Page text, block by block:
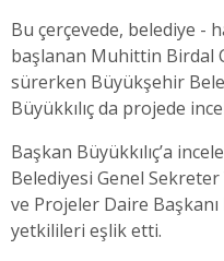
Bu çerçevede, belediye -
başlanan Muhittin Birdal
sürerken Büyükşehir
Büyükkılıç da projede
Başkan Büyükkılıç’a
Belediyesi Genel Sekreter
ve Projeler Daire
yetkilileri eşlik etti.